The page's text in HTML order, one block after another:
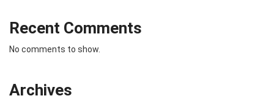
Recent Comments
No comments to show.
Archives